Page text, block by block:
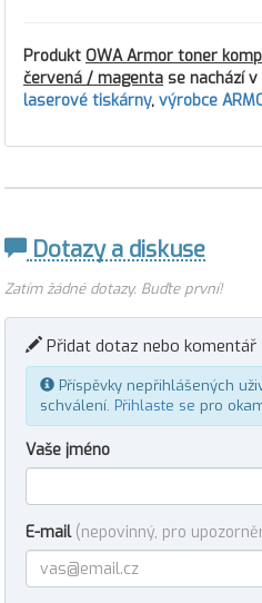
Produkt OWA Armor toner
červená / magenta se nachází
laserové tiskárny, výrobce
Dotazy a diskuse
Zatím žádné dotazy. Buďte první!
Přidat dotaz nebo komentář
Příspěvky nepřihlášených
schválení. Přihlaste se pro
Vaše jméno
E-mail (nepovinný, pro